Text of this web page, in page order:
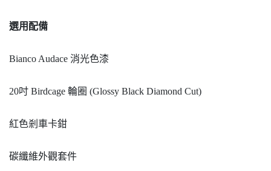
選用配備
Bianco Audace 消光色漆
20吋 Birdcage 輪圈 (Glossy Black Diamond Cut)
紅色剎車卡鉗
碳纖維外觀套件